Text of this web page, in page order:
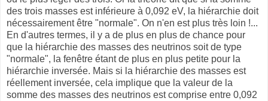
des trois masses est inférieure à 0,092 eV, la hiérarchie doit
nécessairement être "normale". On n'en est plus très loin !...
En d'autres termes, il y a de plus en plus de chance pour
que la hiérarchie des masses des neutrinos soit de type
"normale", la fenêtre étant de plus en plus petite pour la
hiérarchie inversée. Mais si la hiérarchie des masses est
réellement inversée, cela implique que la valeur de la
somme des masses des neutrinos est comprise entre 0,092